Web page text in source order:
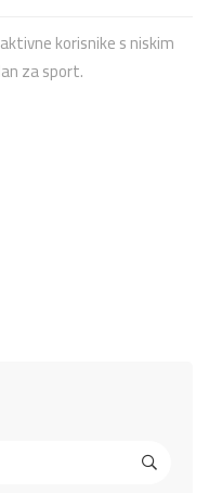
korisnike s niskim
za sport.